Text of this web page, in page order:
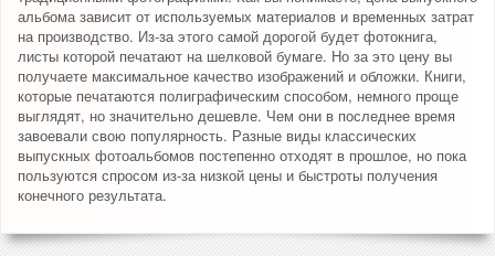
альбома зависит от используемых материалов и временных затрат
на производство. Из-за этого самой дорогой будет фотокнига,
листы которой печатают на шелковой бумаге. Но за это цену вы
получаете максимальное качество изображений и обложки. Книги,
которые печатаются полиграфическим способом, немного проще
выглядят, но значительно дешевле. Чем они в последнее время
завоевали свою популярность. Разные виды классических
выпускных фотоальбомов постепенно отходят в прошлое, но пока
пользуются спросом из-за низкой цены и быстроты получения
конечного результата.